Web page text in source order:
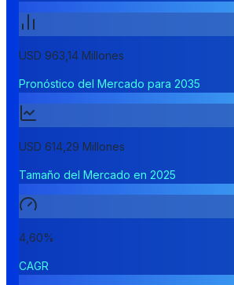
USD 963,14 Millones
Pronóstico del Mercado para 2035
USD 614,29 Millones
Tamaño del Mercado en 2025
4,60%
CAGR